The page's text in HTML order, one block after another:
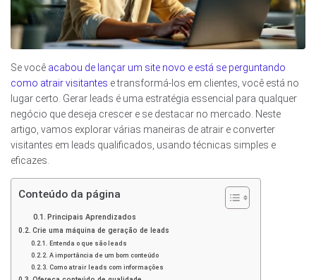
Se você acabou de lançar um site novo e está se perguntando
como atrair visitantes e transformá-los em clientes, você está no
lugar certo. Gerar leads é uma estratégia essencial para qualquer
negócio que deseja crescer e se destacar no mercado. Neste
artigo, vamos explorar várias maneiras de atrair e converter
visitantes em leads qualificados, usando técnicas simples e
eficazes.
Conteúdo da página
Principais Aprendizados
Crie uma máquina de geração de leads
Entenda o que são leads
A importância de um bom conteúdo
Como atrair leads com informações